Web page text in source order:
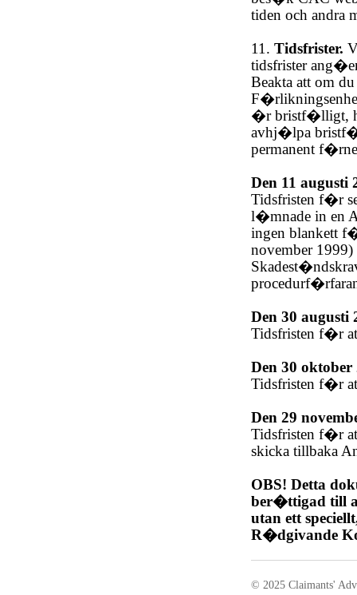
tiden och andra
11. Tidsfrister.
tidsfrister
Beakta att om
�r bristf�lligt,
avhj�lpa
permanent
Den 11 augusti
Tidsfristen f�r
l�mnade in en
ingen blankett
november
Den 30 augusti
Tidsfristen f�r
Den 30 oktober
Tidsfristen f�r
Den 29
Tidsfristen f�r
skicka tillbaka
OBS! Detta
ber�ttigad till
utan ett
R�dgivande
© 2025 Claimants'